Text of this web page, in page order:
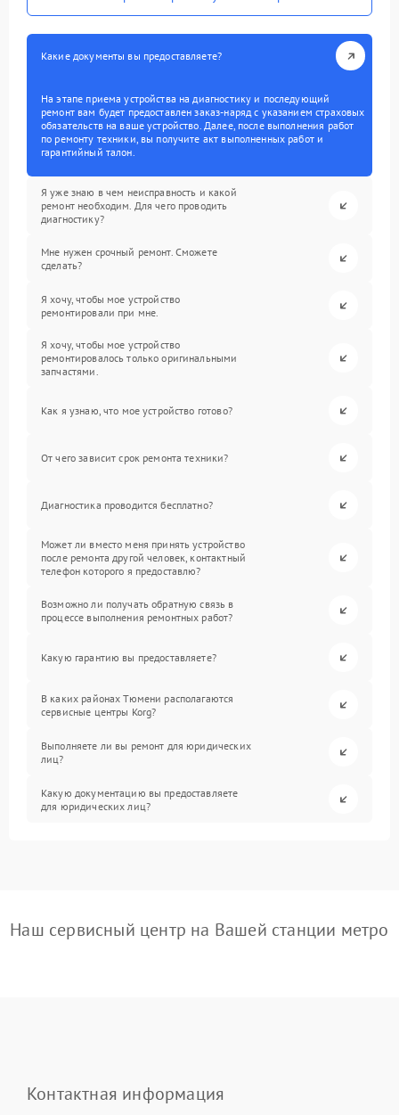
Какие документы вы предоставляете?
На этапе приема устройства на диагностику и последующий
ремонт вам будет предоставлен заказ-наряд с указанием страховых
обязательств на ваше устройство. Далее, после выполнения работ
по ремонту техники, вы получите акт выполненных работ и
гарантийный талон.
Я уже знаю в чем неисправность и какой
ремонт необходим. Для чего проводить
диагностику?
Мне нужен срочный ремонт. Сможете
сделать?
Я хочу, чтобы мое устройство
ремонтировали при мне.
Я хочу, чтобы мое устройство
ремонтировалось только оригинальными
запчастями.
Как я узнаю, что мое устройство готово?
От чего зависит срок ремонта техники?
Диагностика проводится бесплатно?
Может ли вместо меня принять устройство
после ремонта другой человек, контактный
телефон которого я предоставлю?
Возможно ли получать обратную связь в
процессе выполнения ремонтных работ?
Какую гарантию вы предоставляете?
В каких районах Тюмени располагаются
сервисные центры Korg?
Выполняете ли вы ремонт для юридических
лиц?
Какую документацию вы предоставляете
для юридических лиц?
Наш сервисный центр на Вашей станции метро
Контактная информация